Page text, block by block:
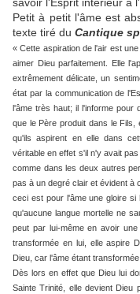
Petit à petit l'âme est
texte tiré du Cantique
« Cette aspiration de l'air est
aimer Dieu parfaitement. Elle
extrêmement délicate, un
état par la communication de
l'âme très haut; il l'informe pour
que le Père produit dans le
qu'ils aspirent en elle dans
véritable en effet s'il n'y avait
comme dans les deux autres
pas à un degré clair et évident à
ceci est pour l'âme une gloire si
qu'aucune langue mortelle ne
peut par lui-même en avoir
transformée en lui, elle aspire
Dieu, car l'âme étant
Dès lors en effet que Dieu lui
Sainte Trinité, elle devient Dieu